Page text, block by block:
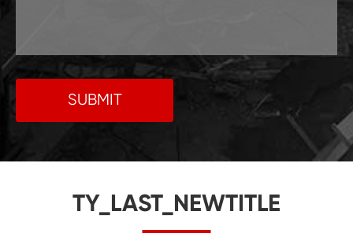
SUBMIT
TY_LAST_NEWTITLE